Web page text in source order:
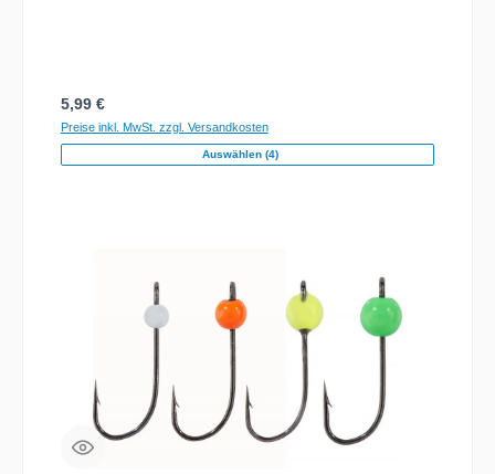
starken Drillingen.Erhältlich in 2 Größen: M – für
Gummifische von ca. 18–25cm L – für Gummifische von
ca. 20–30cm Haken / TypDrillingshaken Haken / Anzahl
(hk)2
Regulärer Preis:
5,99 €
Preise inkl. MwSt. zzgl. Versandkosten
Auswählen (4)